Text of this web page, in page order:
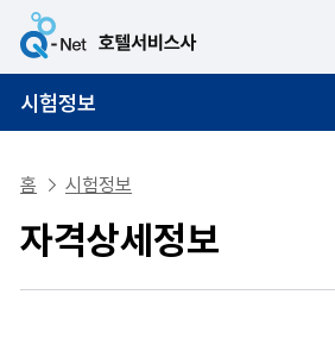
시험정보
홈 시험정보
자격상세정보